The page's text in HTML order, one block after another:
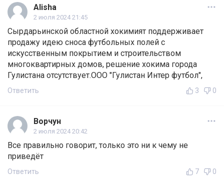
Alisha
2 июля 2024 21:45
Сырдарьинской областной хокимият поддерживает
продажу идею сноса футбольных полей с
искусственным покрытием и строительством
многоквартирных домов, решение хокима города
Гулистана отсутствует.ООО "Гулистан Интер футбол",
Ответить 3 0
Ворчун
2 июля 2024 20:42
Все правильно говорит, только это ни к чему не
приведёт
Ответить 7 0